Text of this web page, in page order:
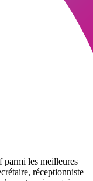
parmi les meilleures
réceptionniste